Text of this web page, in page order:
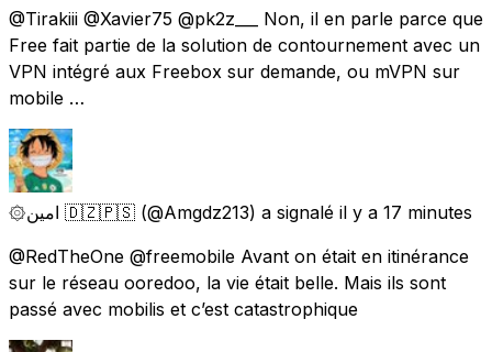
@Tirakiii @Xavier75 @pk2z___ Non, il en parle parce que
Free fait partie de la solution de contournement avec un
VPN intégré aux Freebox sur demande, ou mVPN sur
mobile …
۞امين 🇩🇿🇵🇸 (@Amgdz213) a signalé il y a 17 minutes
@RedTheOne @freemobile Avant on était en itinérance
sur le réseau ooredoo, la vie était belle. Mais ils sont
passé avec mobilis et c’est catastrophique